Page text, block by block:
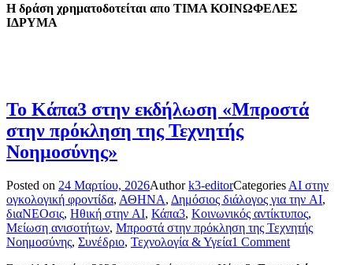
Η δράση χρηματοδοτείται απο ΤΙΜΑ ΚΟΙΝΩΦΕΛΕΣ
ΙΔΡΥΜΑ
Το Κάπα3 στην εκδήλωση «Μπροστά
στην πρόκληση της Τεχνητής
Νοημοσύνης»
Posted on 24 Μαρτίου, 2026Authork3-editorCategories AI στην
ογκολογική φροντίδα, ΑΘΗΝΑ, Δημόσιος διάλογος για την AI,
διαΝΕΟσις, Ηθική στην AI, Κάπα3, Κοινωνικός αντίκτυπος,
Μείωση ανισοτήτων, Μπροστά στην πρόκληση της Τεχνητής
Νοημοσύνης, Συνέδριο, Τεχνολογία & Υγεία1 Comment